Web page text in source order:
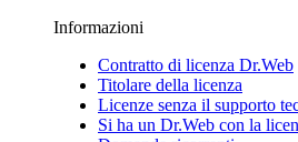
Informazioni
Contratto di licenza Dr.Web
Titolare della licenza
Licenze senza il supporto
Si ha un Dr.Web con la